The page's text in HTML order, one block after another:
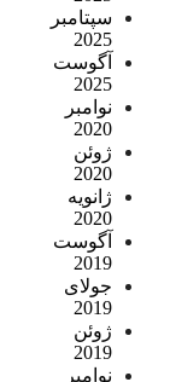
سپتامبر
2025
آگوست
2025
نوامبر
2020
ژوئن
2020
ژانویه
2020
آگوست
2019
جولای
2019
ژوئن
2019
نوامبر